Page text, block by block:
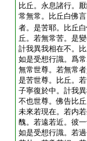
比丘。永息諸行。
常無常。比丘白佛
者。是苦耶。比丘
丘。若無常苦。是
計我異我相在不。
如是受想行識。爲
無常世尊。若無常
是苦世尊。比丘。
子寧復於中。計我
不也世尊。佛告比
未來若現在。若内
醜。若遠若近。彼
如是受想行識。若